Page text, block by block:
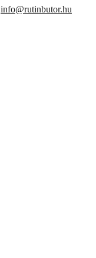
info@rutinbutor.hu